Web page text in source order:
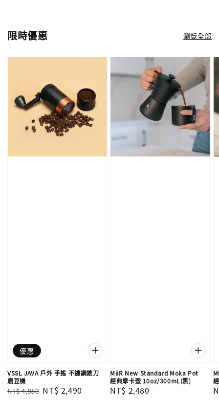
限時優惠 瀏覽全部
優惠
VSSL JAVA 戶外 手搖 不鏽鋼錐刀
磨豆機
Regular
NT$ 4,980 Sale
NT$ 2,490
MiiR New Standard Moka Pot
經典摩卡壺 10oz/300mL(黑)
Regular
NT$ 2,480